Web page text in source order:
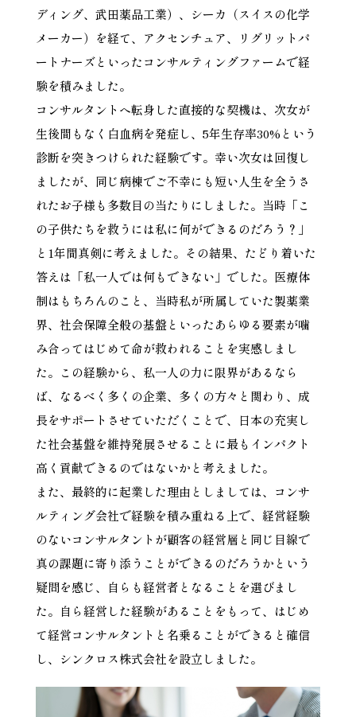
ディング、武田薬品工業）、シーカ（スイスの化学
メーカー）を経て、アクセンチュア、リグリットパ
ートナーズといったコンサルティングファームで経
験を積みました。
コンサルタントへ転身した直接的な契機は、次女が
生後間もなく白血病を発症し、5年生存率30%という
診断を突きつけられた経験です。幸い次女は回復し
ましたが、同じ病棟でご不幸にも短い人生を全うさ
れたお子様も多数目の当たりにしました。当時「こ
の子供たちを救うには私に何ができるのだろう？」
と1年間真剣に考えました。その結果、たどり着いた
答えは「私一人では何もできない」でした。医療体
制はもちろんのこと、当時私が所属していた製薬業
界、社会保障全般の基盤といったあらゆる要素が噛
み合ってはじめて命が救われることを実感しまし
た。この経験から、私一人の力に限界があるなら
ば、なるべく多くの企業、多くの方々と関わり、成
長をサポートさせていただくことで、日本の充実し
た社会基盤を維持発展させることに最もインパクト
高く貢献できるのではないかと考えました。
また、最終的に起業した理由としましては、コンサ
ルティング会社で経験を積み重ねる上で、経営経験
のないコンサルタントが顧客の経営層と同じ目線で
真の課題に寄り添うことができるのだろうかという
疑問を感じ、自らも経営者となることを選びまし
た。自ら経営した経験があることをもって、はじめ
て経営コンサルタントと名乗ることができると確信
し、シンクロス株式会社を設立しました。